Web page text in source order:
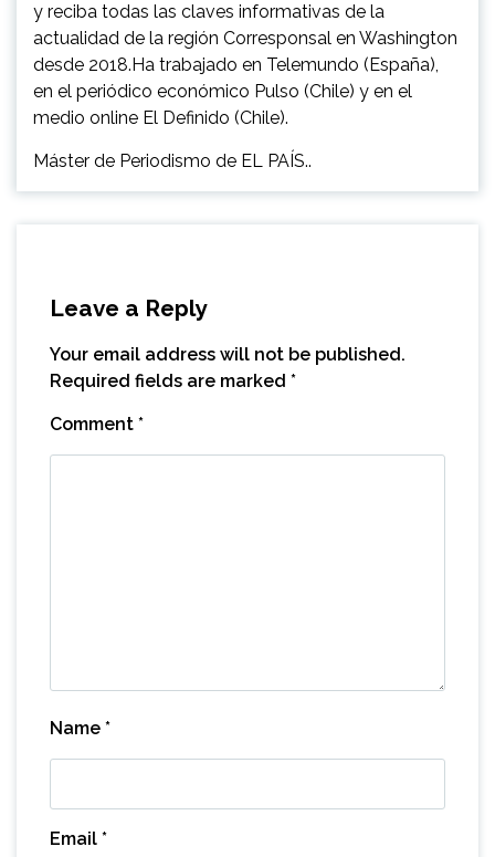
y reciba todas las claves informativas de la
actualidad de la región Corresponsal en Washington
desde 2018.Ha trabajado en Telemundo (España),
en el periódico económico Pulso (Chile) y en el
medio online El Definido (Chile).
Máster de Periodismo de EL PAÍS..
Leave a Reply
Your email address will not be published.
Required fields are marked *
Comment *
Name *
Email *